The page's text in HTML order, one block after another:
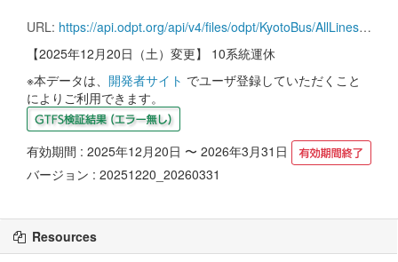
URL: https://api.odpt.org/api/v4/files/odpt/KyotoBus/AllLines.zip?date=20251220&acl:consumerKey=[アクセストークン/YOUR_ACCESS_TOKEN]
【2025年12月20日（土）変更】 10系統運休
※本データは、 開発者サイト でユーザ登録していただくこと
によりご利用できます。
有効期間 : 2025年12月20日 〜 2026年3月31日
バージョン : 20251220_20260331
Resources